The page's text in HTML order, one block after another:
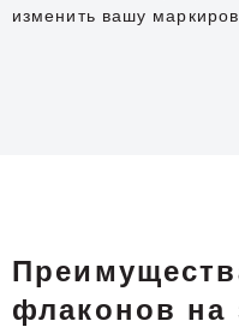
изменить вашу
флаконов на